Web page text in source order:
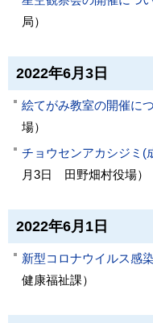
局）
2022年6月3日
絵てがみ教室の開催に
場）
チョウセンアカシジミ(
月3日
田野畑村役場）
2022年6月1日
新型コロナウイルス感
健康福祉課）